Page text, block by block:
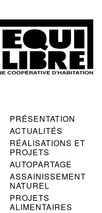
PRÉSENTATION
ACTUALITÉS
RÉALISATIONS ET
PROJETS
AUTOPARTAGE
ASSAINISSEMENT
NATUREL
PROJETS
ALIMENTAIRES